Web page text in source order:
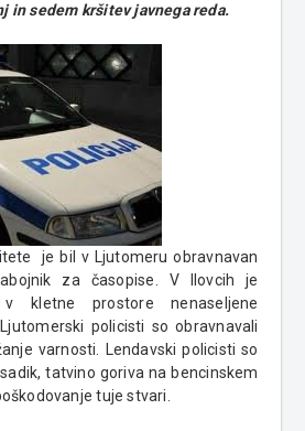
in sedem kršitev javnega reda.
je bil v Ljutomeru obravnavan
za časopise. V Ilovcih je
kletne prostore nenaseljene
policisti so obravnavali
varnosti. Lendavski policisti so
tatvino goriva na bencinskem
tuje stvari.